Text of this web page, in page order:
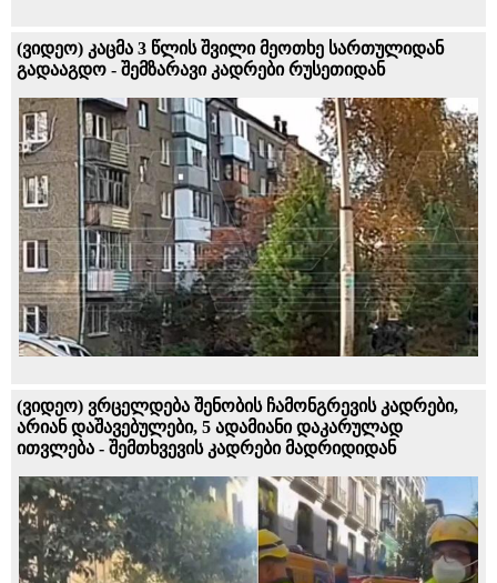
(ვიდეო) კაცმა 3 წლის შვილი მეოთხე სართულიდან
გადააგდო - შემზარავი კადრები რუსეთიდან
(ვიდეო) ვრცელდება შენობის ჩამონგრევის კადრები,
არიან დაშავებულები, 5 ადამიანი დაკარულად
ითვლება - შემთხვევის კადრები მადრიდიდან